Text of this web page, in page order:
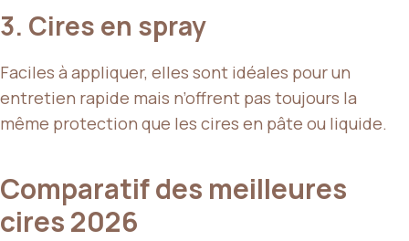
3. Cires en spray
Faciles à appliquer, elles sont idéales pour un
entretien rapide mais n’offrent pas toujours la
même protection que les cires en pâte ou liquide.
Comparatif des meilleures
cires 2026